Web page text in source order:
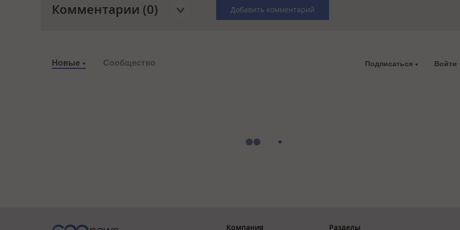
Комментарии (0) Добавить комментарий
Новые Сообщество Подписаться Войти
Компания Разделы